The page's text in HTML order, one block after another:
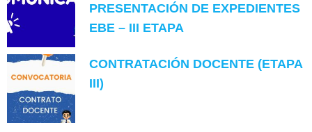
PRESENTACIÓN DE EXPEDIENTES
EBE – III ETAPA
CONTRATACIÓN DOCENTE (ETAPA
III)